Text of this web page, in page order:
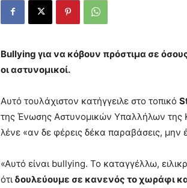
Bullying για να κόβουν πρόστιμα σε
οι αστυνομικοί.
Αυτό τουλάχιστον κατήγγειλε στο τοπικό
της Ένωσης Αστυνομικών Υπαλλήλων
λένε «αν δε φέρεις δέκα παραβάσεις, μην
«Αυτό είναι bullying. Το καταγγέλλω,
ότι δουλεύουμε σε κανενός το χωράφι